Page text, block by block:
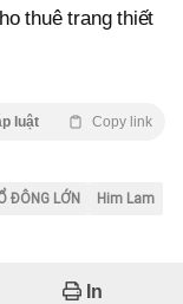
thuê trang thiết
luật Copy link
ĐÔNG LỚN
Him Lam
In